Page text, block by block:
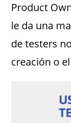
Product
le da una
de testers
creación o